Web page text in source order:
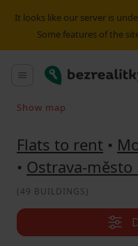
It looks like our server is
Some features of the
Main menu
Bezrealitky
Show map
Flats to rent •
• Ostrava-
(49 BUILDINGS)